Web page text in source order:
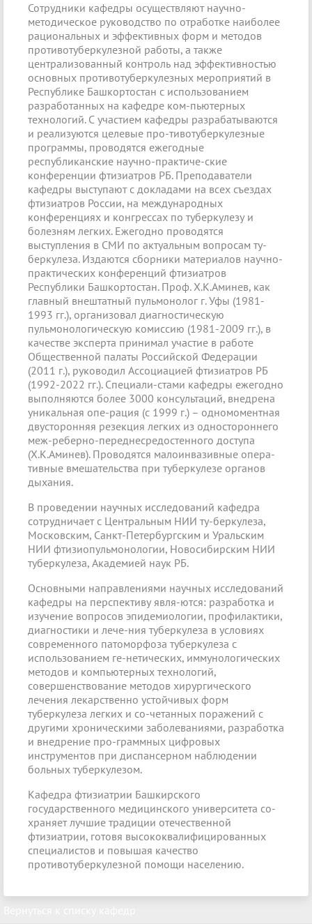
Сотрудники кафедры осуществляют научно-
методическое руководство по отработке наиболее
рациональных и эффективных форм и методов
противотуберкулезной работы, а также
централизованный контроль над эффективностью
основных противотуберкулезных мероприятий в
Республике Башкортостан с использованием
разработанных на кафедре ком-пьютерных
технологий. С участием кафедры разрабатываются
и реализуются целевые про-тивотуберкулезные
программы, проводятся ежегодные
республиканские научно-практиче-ские
конференции фтизиатров РБ. Преподаватели
кафедры выступают с докладами на всех съездах
фтизиатров России, на международных
конференциях и конгрессах по туберкулезу и
болезням легких. Ежегодно проводятся
выступления в СМИ по актуальным вопросам ту-
беркулеза. Издаются сборники материалов научно-
практических конференций фтизиатров
Республики Башкортостан. Проф. X.К.Аминев, как
главный внештатный пульмонолог г. Уфы (1981-
1993 гг.), организовал диагностическую
пульмонологическую комиссию (1981-2009 гг.), в
качестве эксперта принимал участие в работе
Общественной палаты Российской Федерации
(2011 г.), руководил Ассоциацией фтизиатров РБ
(1992-2022 гг.). Специали-стами кафедры ежегодно
выполняются более 3000 консультаций, внедрена
уникальная опе-рация (с 1999 г.) – одномоментная
двусторонняя резекция легких из одностороннего
меж-реберно-переднесредостенного доступа
(X.К.Аминев). Проводятся малоинвазивные опера-
тивные вмешательства при туберкулезе органов
дыхания.
В проведении научных исследований кафедра
сотрудничает с Центральным НИИ ту-беркулеза,
Московским, Санкт-Петербургским и Уральским
НИИ фтизиопульмонологии, Новосибирским НИИ
туберкулеза, Академией наук РБ.
Основными направлениями научных исследований
кафедры на перспективу явля-ются: разработка и
изучение вопросов эпидемиологии, профилактики,
диагностики и лече-ния туберкулеза в условиях
современного патоморфоза туберкулеза с
использованием ге-нетических, иммунологических
методов и компьютерных технологий,
совершенствование методов хирургического
лечения лекарственно устойчивых форм
туберкулеза легких и со-четанных поражений с
другими хроническими заболеваниями, разработка
и внедрение про-граммных цифровых
инструментов при диспансерном наблюдении
больных туберкулезом.
Кафедра фтизиатрии Башкирского
государственного медицинского университета со-
храняет лучшие традиции отечественной
фтизиатрии, готовя высококвалифицированных
специалистов и повышая качество
противотуберкулезной помощи населению.